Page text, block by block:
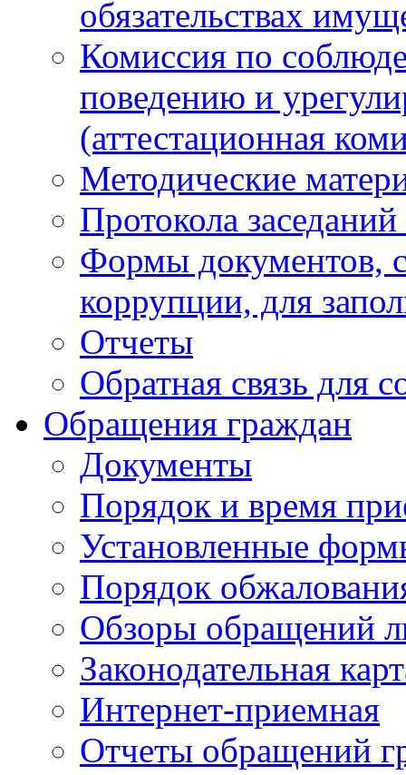
обязательствах
Комиссия по
поведению и
(аттестационная
Методические
Протокола
Формы документов,
коррупции, для
Отчеты
Обратная связь для
Обращения граждан
Документы
Порядок и время
Установленные
Порядок
Обзоры обращений
Законодательная
Интернет-приемная
Отчеты обращений